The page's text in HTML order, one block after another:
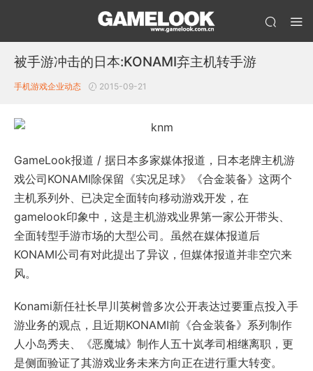
被手游冲击的日本:KONAMI弃主机转手游
手机游戏企业动态 2015-09-21
GameLook报道 / 据日本多家媒体报道，日本老牌主机游
戏公司KONAMI除保留《实况足球》《合金装备》这两个
主机系列外、已决定全面转向移动游戏开发，在
gamelook印象中，这是主机游戏业界第一家公开带头、
全面转型手游市场的大型公司。虽然在媒体报道后
KONAMI公司有对此提出了异议，但媒体报道并非空穴来
风。
Konami新任社长早川英树曾多次公开表达过要重点投入手
游业务的观点，且近期KONAMI前《合金装备》系列制作
人小岛秀夫、《恶魔城》制作人五十岚孝司相继离职，更
是侧面验证了其游戏业务未来方向正在进行重大转变。